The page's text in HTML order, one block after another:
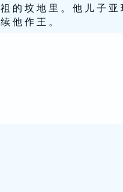
祖 的 坟 地 里 。 他 儿 子 亚
续 他 作 王 。